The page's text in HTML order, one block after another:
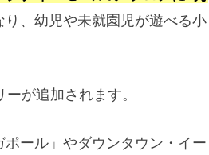
、幼児や未就園児が遊べる小
が追加されます。
ール」やダウンタウン・イー